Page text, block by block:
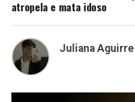
atropela e mata idoso
Juliana Aguirre